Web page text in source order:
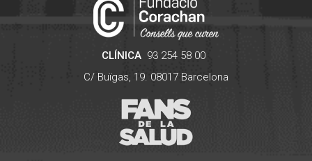
CLÍNICA 93 254 58 00
C/ Buïgas, 19. 08017 Barcelona